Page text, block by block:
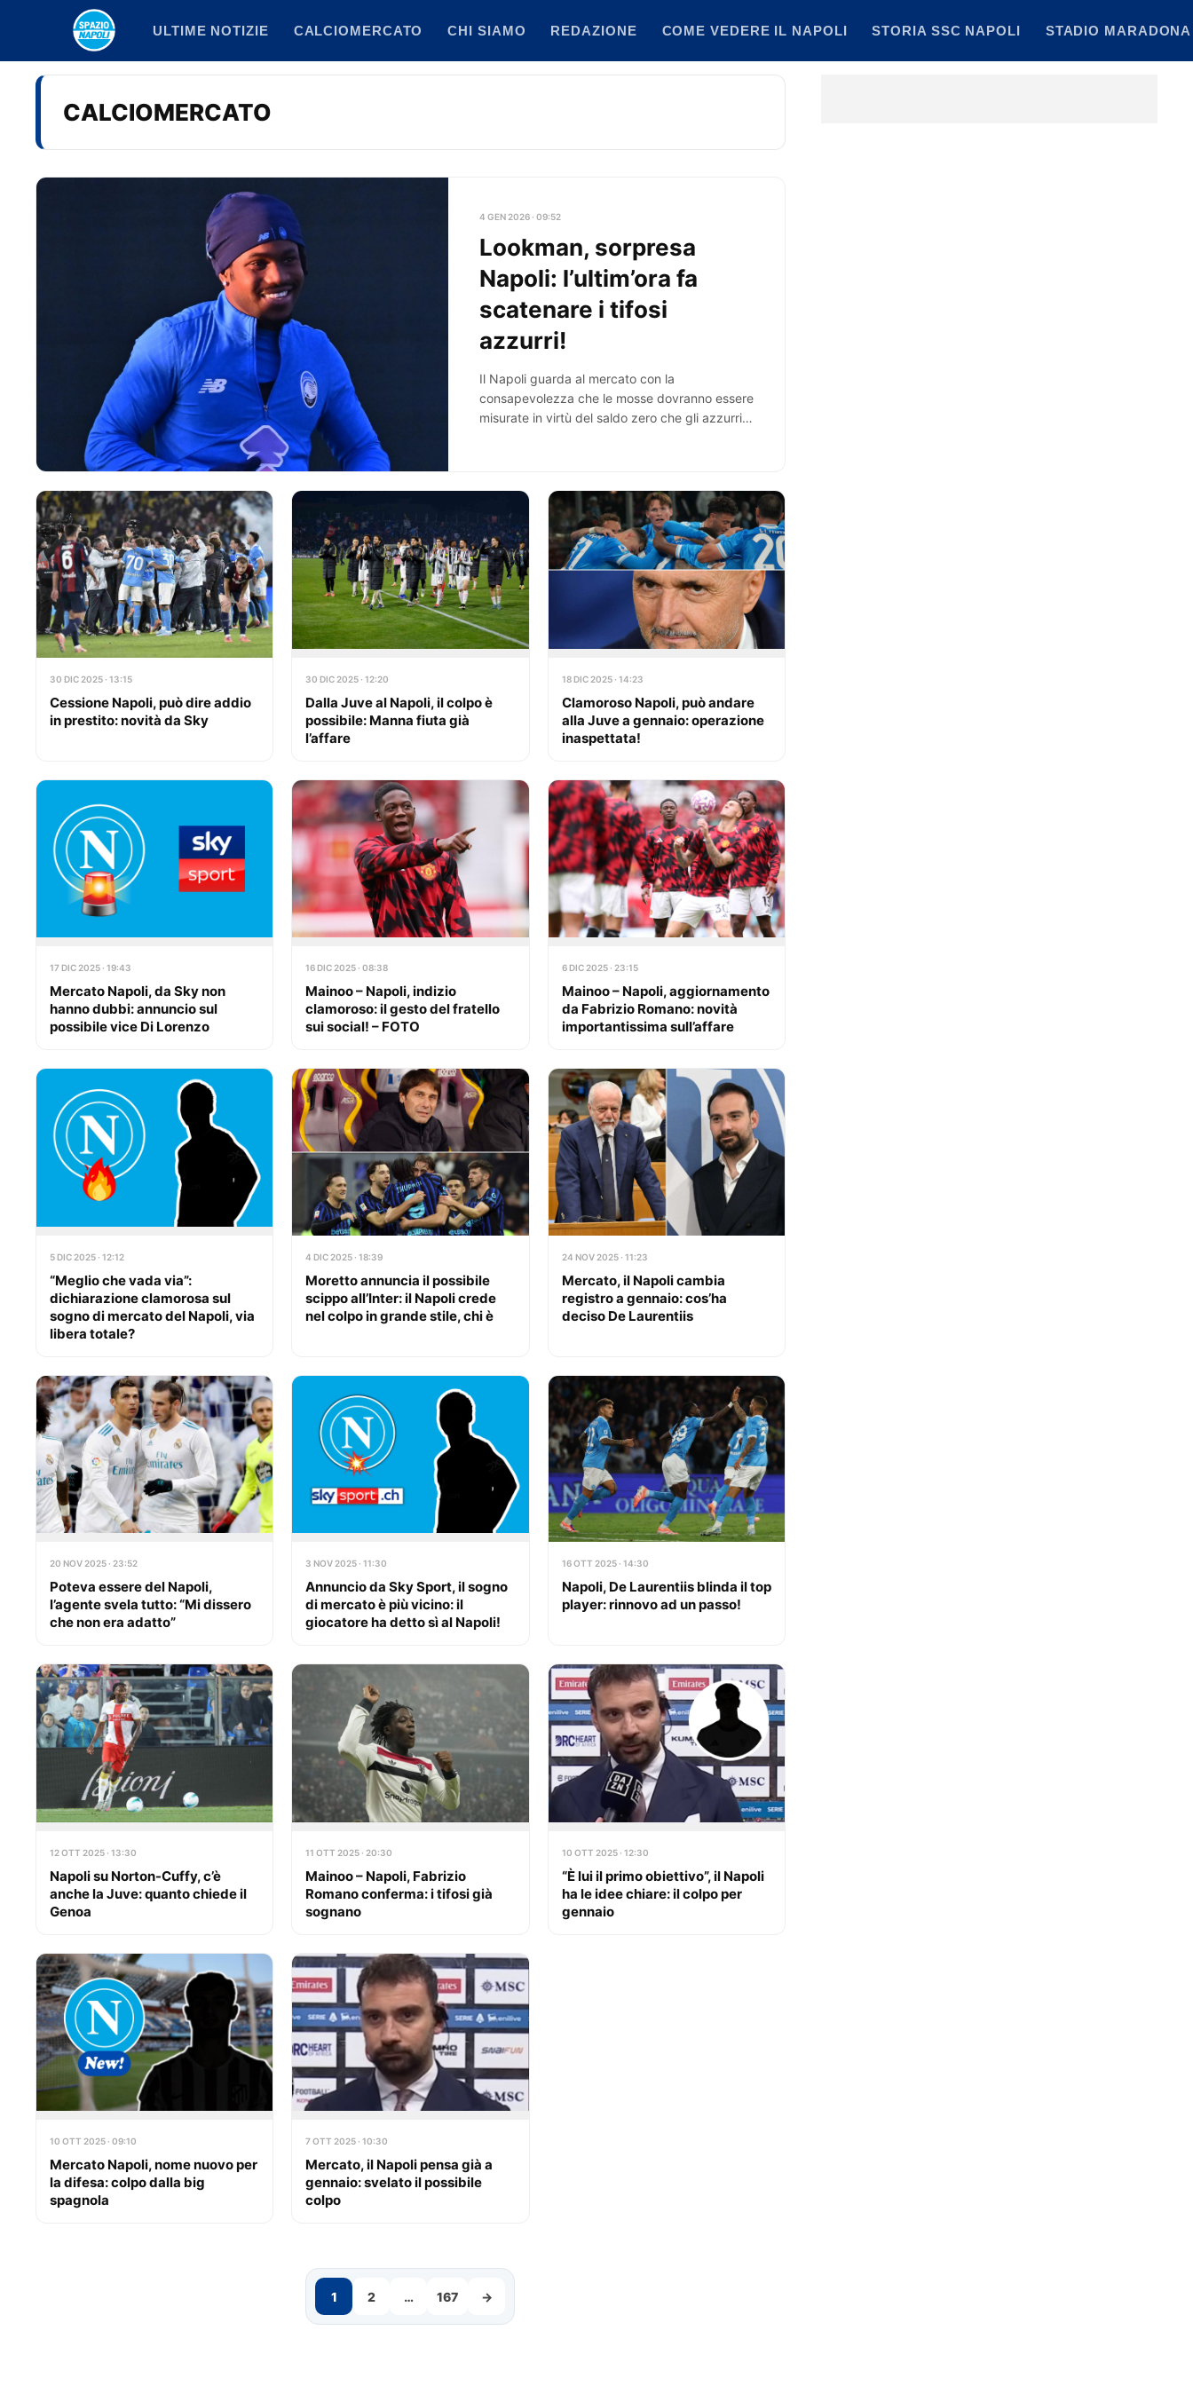
ULTIME NOTIZIE CALCIOMERCATO CHI SIAMO REDAZIONE COME VEDERE IL NAPOLI STORIA SSC NAPOLI STADIO MARADONA
CALCIOMERCATO
4 GEN 2026 · 09:52
Lookman, sorpresa
Napoli: l’ultim’ora fa
scatenare i tifosi
azzurri!
Il Napoli guarda al mercato con la
consapevolezza che le mosse dovranno essere
misurate in virtù del saldo zero che gli azzurri…
30 DIC 2025 · 13:15
Cessione Napoli, può dire addio
in prestito: novità da Sky
30 DIC 2025 · 12:20
Dalla Juve al Napoli, il colpo è
possibile: Manna fiuta già
l’affare
18 DIC 2025 · 14:23
Clamoroso Napoli, può andare
alla Juve a gennaio: operazione
inaspettata!
17 DIC 2025 · 19:43
Mercato Napoli, da Sky non
hanno dubbi: annuncio sul
possibile vice Di Lorenzo
16 DIC 2025 · 08:38
Mainoo – Napoli, indizio
clamoroso: il gesto del fratello
sui social! – FOTO
6 DIC 2025 · 23:15
Mainoo – Napoli, aggiornamento
da Fabrizio Romano: novità
importantissima sull’affare
5 DIC 2025 · 12:12
“Meglio che vada via”:
dichiarazione clamorosa sul
sogno di mercato del Napoli, via
libera totale?
4 DIC 2025 · 18:39
Moretto annuncia il possibile
scippo all’Inter: il Napoli crede
nel colpo in grande stile, chi è
24 NOV 2025 · 11:23
Mercato, il Napoli cambia
registro a gennaio: cos’ha
deciso De Laurentiis
20 NOV 2025 · 23:52
Poteva essere del Napoli,
l’agente svela tutto: “Mi dissero
che non era adatto”
3 NOV 2025 · 11:30
Annuncio da Sky Sport, il sogno
di mercato è più vicino: il
giocatore ha detto sì al Napoli!
16 OTT 2025 · 14:30
Napoli, De Laurentiis blinda il top
player: rinnovo ad un passo!
12 OTT 2025 · 13:30
Napoli su Norton-Cuffy, c’è
anche la Juve: quanto chiede il
Genoa
11 OTT 2025 · 20:30
Mainoo – Napoli, Fabrizio
Romano conferma: i tifosi già
sognano
10 OTT 2025 · 12:30
“È lui il primo obiettivo”, il Napoli
ha le idee chiare: il colpo per
gennaio
10 OTT 2025 · 09:10
Mercato Napoli, nome nuovo per
la difesa: colpo dalla big
spagnola
7 OTT 2025 · 10:30
Mercato, il Napoli pensa già a
gennaio: svelato il possibile
colpo
1 2 … 167 →